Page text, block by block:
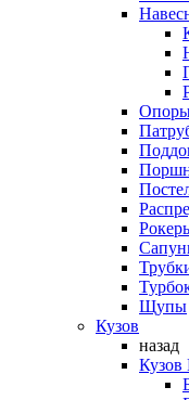
Опоры
Щупы
Кузов
назад
Кузов